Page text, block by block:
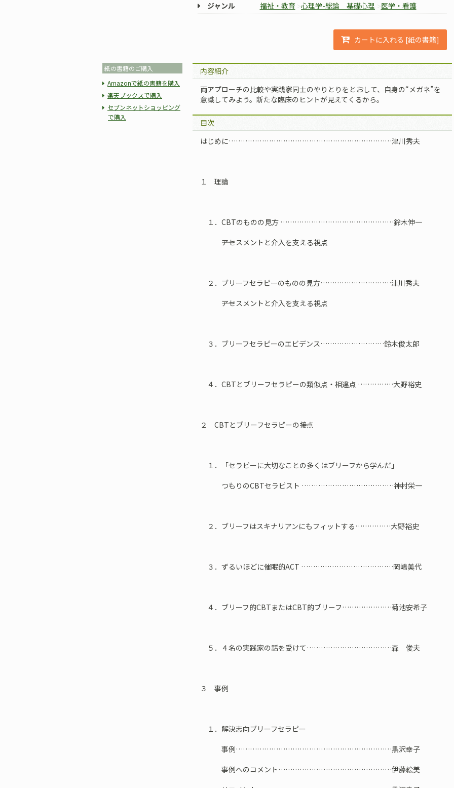
ジャンル
福祉・教育 心理学-総論 基礎心理 医学・看護
カートに入れる [紙の書籍]
紙の書籍のご購入
Amazonで紙の書籍を購入
楽天ブックスで購入
セブンネットショッピング
で購入
内容紹介
両アプローチの比較や実践家同士のやりとりをとおして、自身の“メガネ”を
意識してみよう。新たな臨床のヒントが見えてくるから。
目次
はじめに……………………………………………………………津川秀夫
１ 理論
１．CBTのものの見方 …………………………………………鈴木伸一
――アセスメントと介入を支える視点
２．ブリーフセラピーのものの見方…………………………津川秀夫
――アセスメントと介入を支える視点
３．ブリーフセラピーのエビデンス………………………鈴木俊太郎
４．CBTとブリーフセラピーの類似点・相違点 ……………大野裕史
２ CBTとブリーフセラピーの接点
１．「セラピーに大切なことの多くはブリーフから学んだ」
つもりのCBTセラピスト …………………………………神村栄一
２．ブリーフはスキナリアンにもフィットする……………大野裕史
３．ずるいほどに催眠的ACT …………………………………岡嶋美代
４．ブリーフ的CBTまたはCBT的ブリーフ…………………菊池安希子
５．４名の実践家の話を受けて………………………………森 俊夫
３ 事例
１．解決志向ブリーフセラピー
事例…………………………………………………………黒沢幸子
事例へのコメント…………………………………………伊藤絵美